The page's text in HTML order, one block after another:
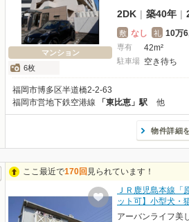
マンション
6枚
2DK | 築40年 |
敷 なし 礼 10万
専有 42m²
駐車場 空き待ち
福岡市博多区半道橋2-2-63
福岡市営地下鉄空港線 「東比恵」駅 他
物件詳細
ここ最近で170回 見られています！
ＪＲ鹿児島本線
ット可】小型犬・
アーバンライフ美